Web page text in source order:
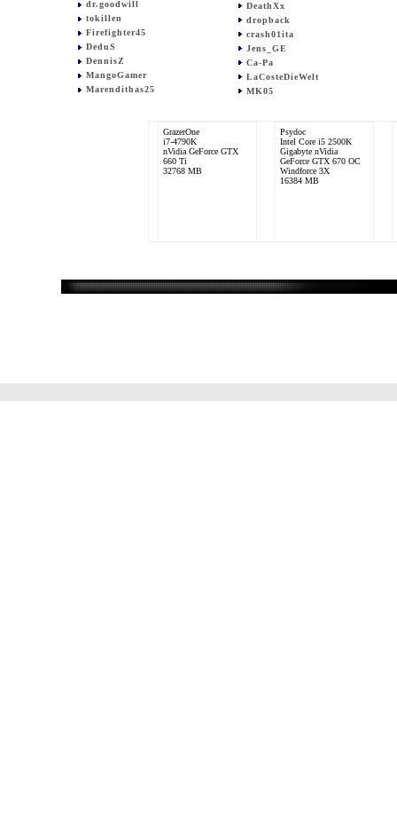
dr.goodwill
tokillen
Firefighter45
DeduS
DennisZ
MangoGamer
Marendithas25
DeathXx
dropback
crash01ita
Jens_GE
Ca-Pa
LaCosteDieWelt
MK05
GrazerOne
i7-4790K
nVidia GeForce GTX
660 Ti
32768 MB
Psydoc
Intel Core i5 2500K
Gigabyte nVidia
GeForce GTX 670 OC
Windforce 3X
16384 MB
nVidia GeForce GTX
970